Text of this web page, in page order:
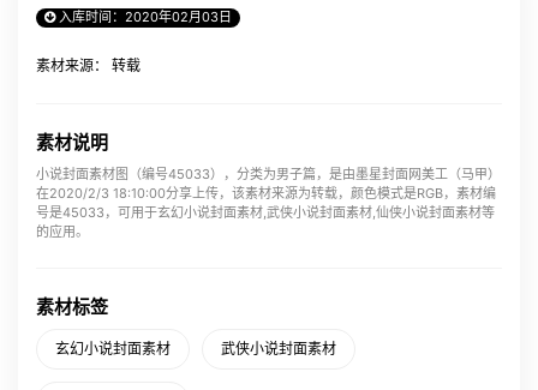
入库时间：2020年02月03日
素材来源： 转载
素材说明
小说封面素材图（编号45033），分类为男子篇，是由墨星封面网美工（马甲）
在2020/2/3 18:10:00分享上传，该素材来源为转载，颜色模式是RGB，素材编
号是45033，可用于玄幻小说封面素材,武侠小说封面素材,仙侠小说封面素材等
的应用。
素材标签
玄幻小说封面素材 武侠小说封面素材